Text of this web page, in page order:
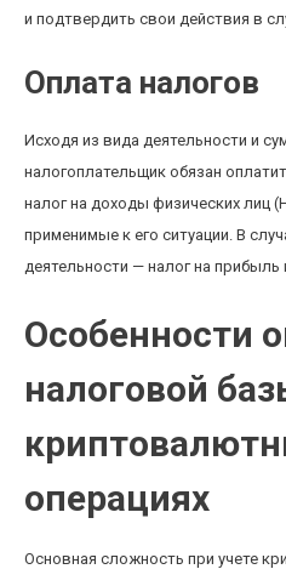
и подтвердить свои действия в
Оплата налогов
Исходя из вида деятельности и
налогоплательщик обязан
налог на доходы физических лиц
применимые к его ситуации. В
деятельности — налог на
Особенности
налоговой
операциях
Основная сложность при учете